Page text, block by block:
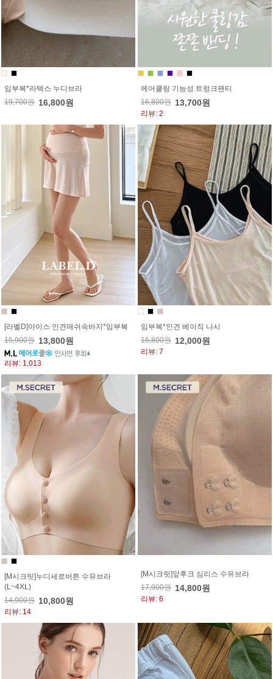
임부복*라텍스 누디브라
19,700원 16,800원
에어쿨링 기능성 트렁크팬티
16,800원 13,700원
리뷰: 2
[라벨D]아이스 인견매쉬속바지*임부복
15,900원 13,800원
리뷰: 1,013
임부복*인견 베이직 나시
16,800원 12,000원
리뷰: 7
[M시크릿]누디세로버튼 수유브라
(L~4XL)
14,900원 10,800원
리뷰: 14
[M시크릿]앞후크 심리스 수유브라
17,900원 14,800원
리뷰: 6